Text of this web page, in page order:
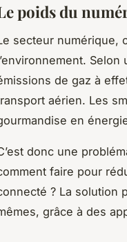
poids du
secteur numérique,
de gaz à
aérien. Les
en
donc une
faire pour
? La solution
grâce à des